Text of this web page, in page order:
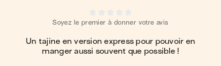
Soyez le premier à donner votre avis
Un tajine en version express pour pouvoir en
manger aussi souvent que possible !